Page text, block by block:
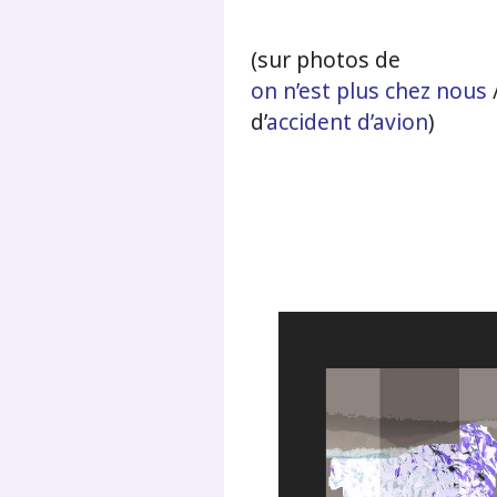
(sur photos de
on n’est plus chez nous
d’accident d’avion)